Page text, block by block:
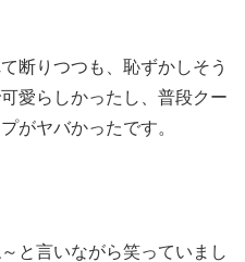
断りつつも、恥ずかしそう
愛らしかったし、普段クー
がヤバかったです。
と言いながら笑っていまし